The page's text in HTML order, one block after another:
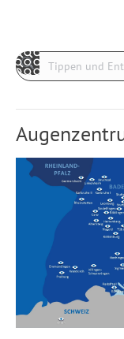
Search: